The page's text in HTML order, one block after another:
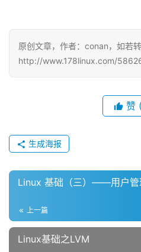
原创文章，作者：conan，如若
http://www.178linux.com/
赞
生成海报
Linux 基础（三）——用户管
上一篇
Linux基础之LVM